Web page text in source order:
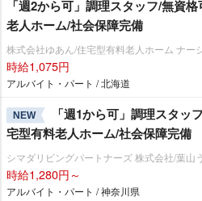
「週2から可」調理スタッフ/無資
老人ホーム/社会保障完備
株式会社ゆあん/住宅型有料老人ホーム ナー
時給1,075円
アルバイト・パート / 北海道
NEW
「週1から可」調理スタッ
宅型有料老人ホーム/社会保障完備
シマダリビングパートナーズ 株式会社/葉山
時給1,280円～
アルバイト・パート / 神奈川県